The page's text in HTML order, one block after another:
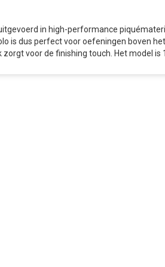
in high-performance
is dus perfect voor oefeningen boven
voor de finishing touch. Het model is